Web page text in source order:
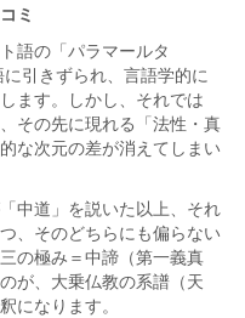
ミ
語の「パラマールタ
引きずられ、言語学的に
ます。しかし、それでは
その先に現れる「法性・真
な次元の差が消えてしまい
中道」を説いた以上、それ
、そのどちらにも偏らない
の極み＝中諦（第一義真
が、大乗仏教の系譜（天
になります。